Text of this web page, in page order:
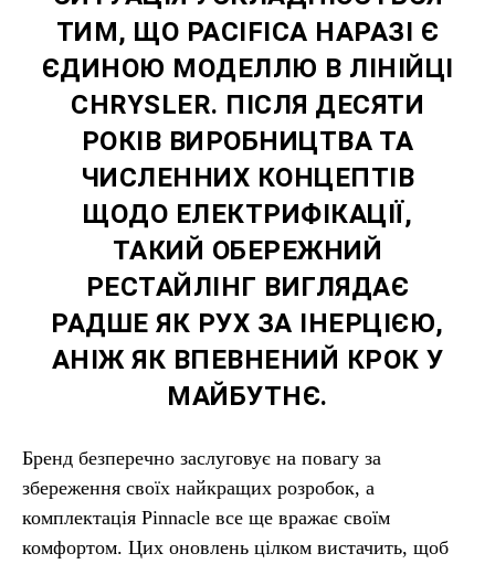
ТИМ, ЩО PACIFICA НАРАЗІ Є
ЄДИНОЮ МОДЕЛЛЮ В ЛІНІЙЦІ
CHRYSLER. ПІСЛЯ ДЕСЯТИ
РОКІВ ВИРОБНИЦТВА ТА
ЧИСЛЕННИХ КОНЦЕПТІВ
ЩОДО ЕЛЕКТРИФІКАЦІЇ,
ТАКИЙ ОБЕРЕЖНИЙ
РЕСТАЙЛІНГ ВИГЛЯДАЄ
РАДШЕ ЯК РУХ ЗА ІНЕРЦІЄЮ,
АНІЖ ЯК ВПЕВНЕНИЙ КРОК У
МАЙБУТНЄ.
Бренд безперечно заслуговує на повагу за
збереження своїх найкращих розробок, а
комплектація Pinnacle все ще вражає своїм
комфортом. Цих оновлень цілком вистачить, щоб